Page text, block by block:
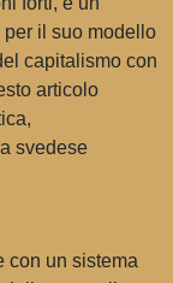
il suo modello
capitalismo con
articolo
svedese
con un sistema